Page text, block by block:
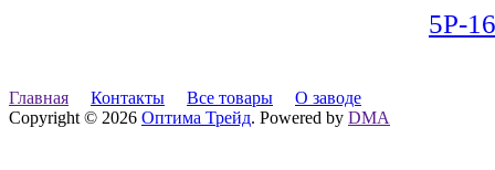
5Р-
Главная Контакты Все товары
О заводе
Copyright © 2026 Оптима Трейд. Powered by DMA